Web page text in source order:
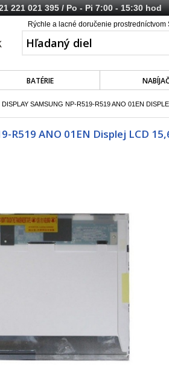
221 021 395/ Po - Pi 7:00 - 15:30 hod
Rýchle a lacné doručenie prostredníctvom
BATÉRIE
DISPLAY SAMSUNG NP-R519-R519 ANO 01EN
R519 ANO 01EN Displej LCD